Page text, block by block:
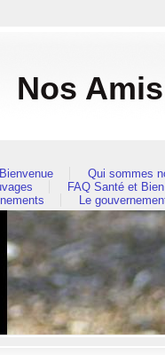
Nos
Bienvenue Qui sommes
FAQ Santé et
Le